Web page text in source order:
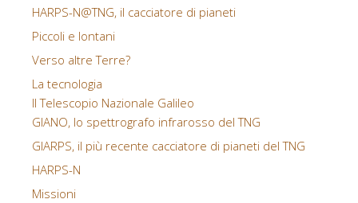
HARPS-N@TNG, il cacciatore di pianeti
Piccoli e lontani
Verso altre Terre?
La tecnologia
Il Telescopio Nazionale Galileo
GIANO, lo spettrografo infrarosso del TNG
GIARPS, il più recente cacciatore di pianeti del TNG
HARPS-N
Missioni